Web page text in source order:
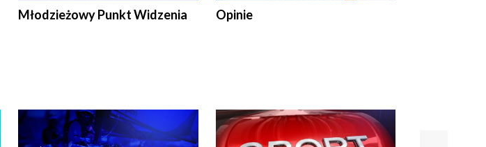
Młodzieżowy Punkt Widzenia Opinie